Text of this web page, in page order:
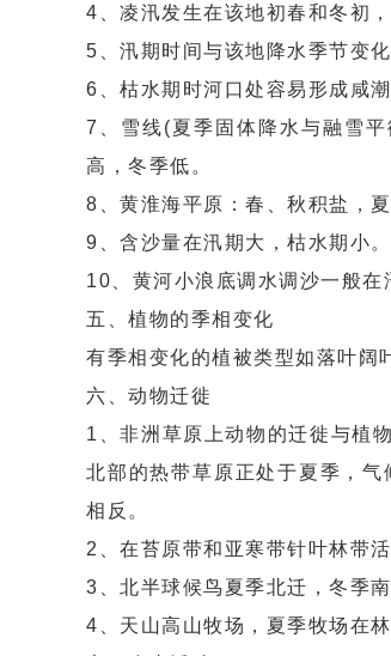
4、凌汛发生在该地初春和冬初
5、汛期时间与该地降水季节变
6、枯水期时河口处容易形成咸
7、雪线(夏季固体降水与融雪
高，冬季低。
8、黄淮海平原：春、秋积盐，
9、含沙量在汛期大，枯水期小。
10、黄河小浪底调水调沙一般在
五、植物的季相变化
有季相变化的植被类型如落叶阔
六、动物迁徙
1、非洲草原上动物的迁徙与植
北部的热带草原正处于夏季，
相反。
2、在苔原带和亚寒带针叶林带
3、北半球候鸟夏季北迁，冬季南
4、天山高山牧场，夏季牧场在